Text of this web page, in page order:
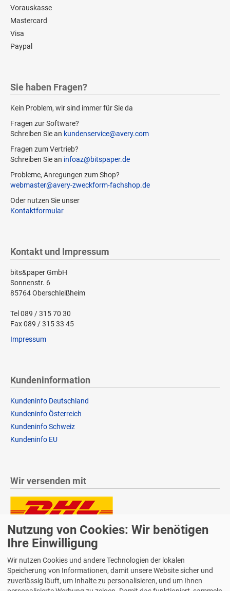
Vorauskasse
Mastercard
Visa
Paypal
Sie haben Fragen?
Kein Problem, wir sind immer für Sie da
Fragen zur Software?
Schreiben Sie an kundenservice@avery.com
Fragen zum Vertrieb?
Schreiben Sie an infoaz@bitspaper.de
Probleme, Anregungen zum Shop?
webmaster@avery-zweckform-fachshop.de
Oder nutzen Sie unser
Kontaktformular
Kontakt und Impressum
bits&paper GmbH
Sonnenstr. 6
85764 Oberschleißheim
Tel 089 / 315 70 30
Fax 089 / 315 33 45
Impressum
Kundeninformation
Kundeninfo Deutschland
Kundeninfo Österreich
Kundeninfo Schweiz
Kundeninfo EU
Wir versenden mit
Lieferung auch an Packstationen und Postfilialen
Samstagszustellung
Nutzung von Cookies: Wir benötigen
Ihre Einwilligung
Wir nutzen Cookies und andere Technologien der lokalen
Speicherung von Informationen, damit unsere Website sicher und
zuverlässig läuft, um Inhalte zu personalisieren, und um Ihnen